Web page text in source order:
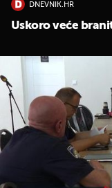
DNEVNIK.HR
Uskoro veće